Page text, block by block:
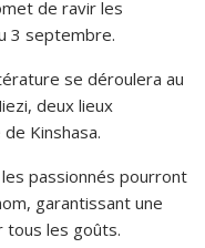
de ravir les
3 septembre.
se déroulera au
deux lieux
Kinshasa.
passionnés pourront
garantissant une
tous les goûts.